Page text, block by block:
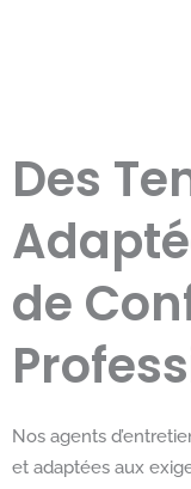
Des
de
Nos agents
et adaptées aux